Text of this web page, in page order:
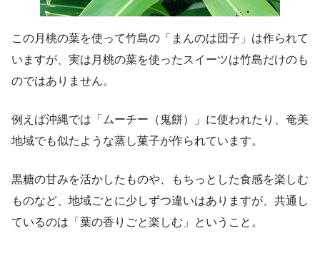
この月桃の葉を使って竹島の「まんのは団子」は作られて
いますが、実は月桃の葉を使ったスイーツは竹島だけのも
のではありません。
例えば沖縄では「ムーチー（鬼餅）」に使われたり、奄美
地域でも似たような蒸し菓子が作られています。
黒糖の甘みを活かしたものや、もちっとした食感を楽しむ
ものなど、地域ごとに少しずつ違いはありますが、共通し
ているのは「葉の香りごと楽しむ」ということ。